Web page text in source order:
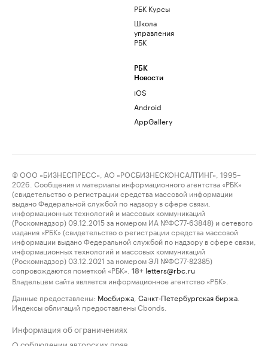
РБК Курсы
Школа
управления
РБК
РБК
Новости
iOS
Android
AppGallery
© ООО «БИЗНЕСПРЕСС», АО «РОСБИЗНЕСКОНСАЛТИНГ», 1995–
2026. Сообщения и материалы информационного агентства «РБК»
(свидетельство о регистрации средства массовой информации
выдано Федеральной службой по надзору в сфере связи,
информационных технологий и массовых коммуникаций
(Роскомнадзор) 09.12.2015 за номером ИА №ФС77-63848) и сетевого
издания «РБК» (свидетельство о регистрации средства массовой
информации выдано Федеральной службой по надзору в сфере связи,
информационных технологий и массовых коммуникаций
(Роскомнадзор) 03.12.2021 за номером ЭЛ №ФС77-82385)
сопровождаются пометкой «РБК».
18+ letters@rbc.ru
Владельцем сайта является информационное агентство «РБК».
Данные предоставлены: Мосбиржа Санкт-Петербургская биржа
Индексы облигаций предоставлены Cbonds.
Информация об ограничениях
О соблюдении авторских прав